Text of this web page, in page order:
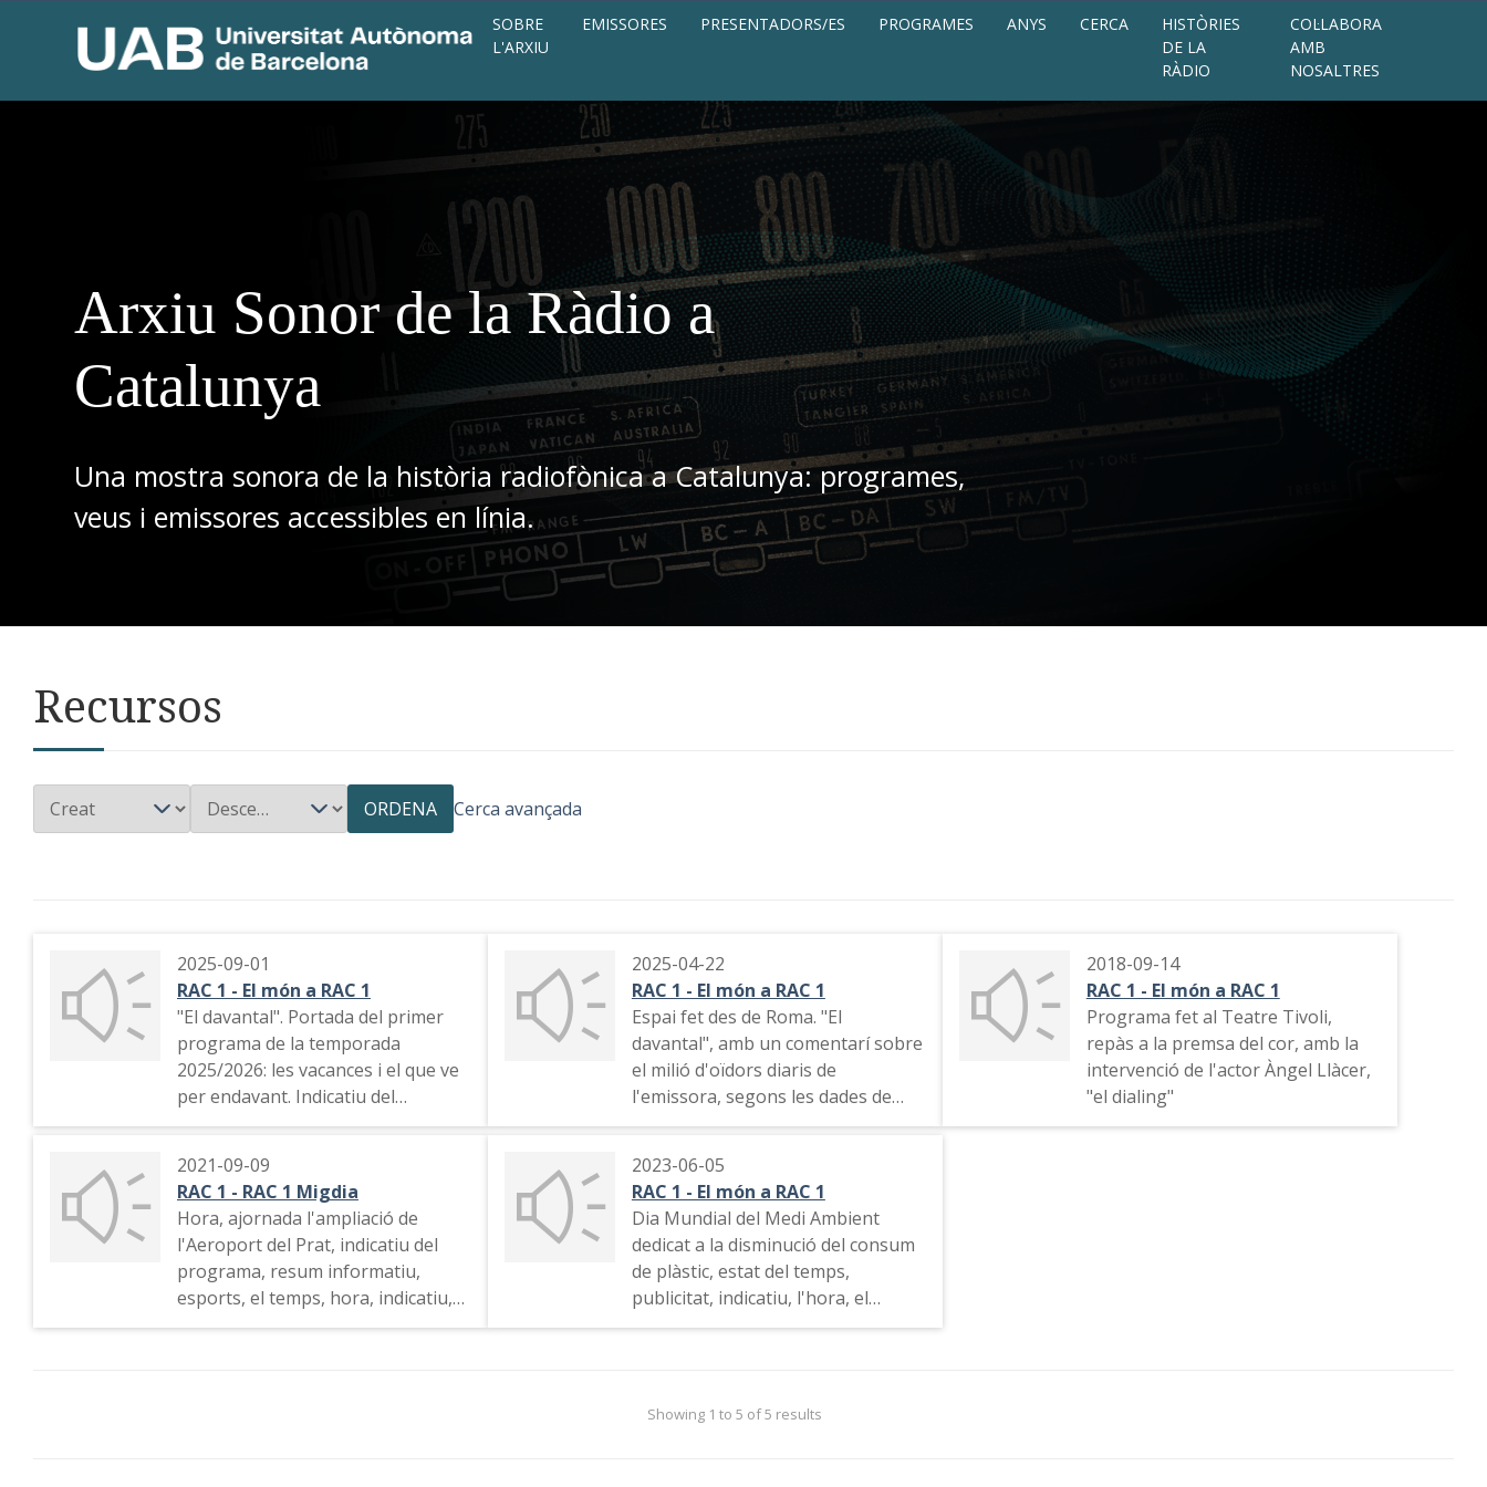
SOBRE
L'ARXIU
EMISSORES PRESENTADORS/ES PROGRAMES ANYS CERCA
HISTÒRIES
DE LA
RÀDIO
COL·LABORA
AMB
NOSALTRES
Arxiu Sonor de la Ràdio a
Catalunya
Una mostra sonora de la història radiofònica a Catalunya: programes,
veus i emissores accessibles en línia.
Recursos
ORDENA Cerca avançada
2025-09-01
RAC 1 - El món a RAC 1
"El davantal". Portada del primer
programa de la temporada
2025/2026: les vacances i el que ve
per endavant. Indicatiu del
programa, data i informació del
2025-04-22
RAC 1 - El món a RAC 1
Espai fet des de Roma. "El
davantal", amb un comentarí sobre
el milió d'oïdors diaris de
l'emissora, segons les dades de
l'Estudi General de Mitjans (EGM).
(amb un tall en l'emissió), "Les
informacions imprescindibles per
anar pel món": la mort del papa
Francesc, el dia anterior, com serà
el seu enterrament,com es farà el
conclave per escollir el seu
successor, reaccions internacionals
internacional
2018-09-14
RAC 1 - El món a RAC 1
Programa fet al Teatre Tivoli,
repàs a la premsa del cor, amb la
intervenció de l'actor Àngel Llàcer,
"el dialing"
2021-09-09
RAC 1 - RAC 1 Migdia
Hora, ajornada l'ampliació de
l'Aeroport del Prat, indicatiu del
programa, resum informatiu,
esports, el temps, hora, indicatiu,
ajornada l'ampliació de l'Aeroport
2023-06-05
RAC 1 - El món a RAC 1
Dia Mundial del Medi Ambient
dedicat a la disminució del consum
de plàstic, estat del temps,
publicitat, indicatiu, l'hora, el
trànsit amb Albert Sort, publicitat,
Showing 1 to 5 of 5 results